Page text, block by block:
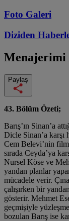
Foto Galeri
Diziden
Menajerimi
Paylaş
43. Bölüm Özeti;
Barış’ın Sinan’a
Dicle Sinan’a karşı
Cem Belevi’nin
sırada Ceyda’ya
Nursel Köse ve
yandan planlar
mücadele verir.
çalışırken bir
gösterir. Mehmet
geçmişiyle
bozulan Barış ise